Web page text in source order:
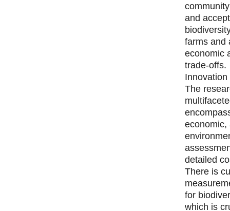
and
farms and
economic
trade-offs.
The
economic,
detailed
There is
for
which is